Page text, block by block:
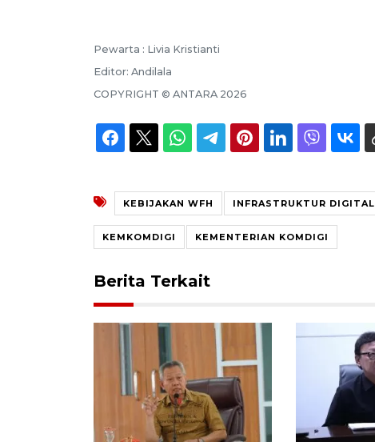
Pewarta : Livia Kristianti
Editor: Andilala
COPYRIGHT © ANTARA 2026
KEBIJAKAN WFH INFRASTRUKTUR DIGITAL
KEMKOMDIGI KEMENTERIAN KOMDIGI
Berita Terkait